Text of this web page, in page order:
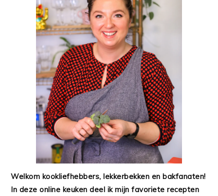
Welkom kookliefhebbers, lekkerbekken en bakfanaten!
In deze online keuken deel ik mijn favoriete recepten